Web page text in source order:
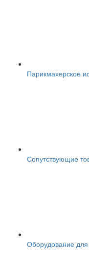
Парикмахерское
Сопутствующие
Оборудование